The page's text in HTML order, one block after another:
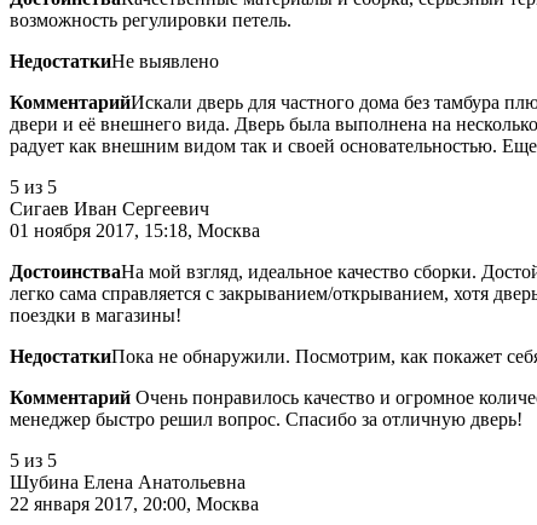
возможность регулировки петель.
НедостаткиНе выявлено
КомментарийИскали дверь для частного дома без тамбура
двери и её внешнего вида. Дверь была выполнена на
радует как внешним видом так и своей основательностью.
5 из 5
Сигаев Иван Сергеевич
01 ноября 2017, 15:18, Москва
ДостоинстваНа мой взгляд, идеальное качество сборки.
легко сама справляется с закрыванием/открыванием, хотя
поездки в магазины!
НедостаткиПока не обнаружили. Посмотрим, как покажет
Комментарий Очень понравилось качество и огромное
менеджер быстро решил вопрос. Спасибо за отличную дверь!
5 из 5
Шубина Елена Анатольевна
22 января 2017, 20:00, Москва